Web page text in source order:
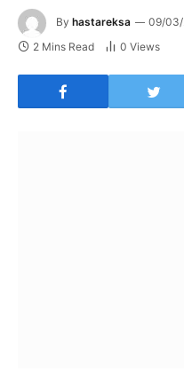
By hastareksa 09/03/
2 Mins Read 0 Views